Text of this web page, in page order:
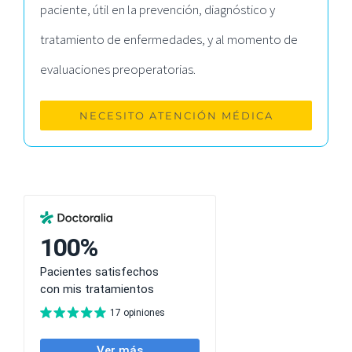
paciente, útil en la prevención, diagnóstico y
tratamiento de enfermedades, y al momento de
evaluaciones preoperatorias.
NECESITO ATENCIÓN MÉDICA